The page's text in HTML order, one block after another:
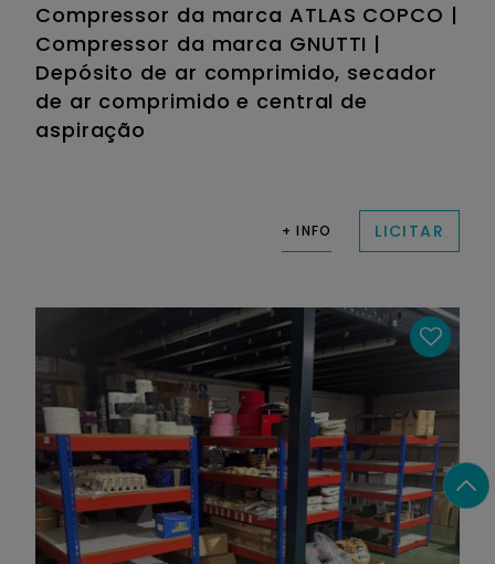
Compressor da marca ATLAS COPCO |
Compressor da marca GNUTTI |
Depósito de ar comprimido, secador
de ar comprimido e central de
aspiração
+ INFO LICITAR